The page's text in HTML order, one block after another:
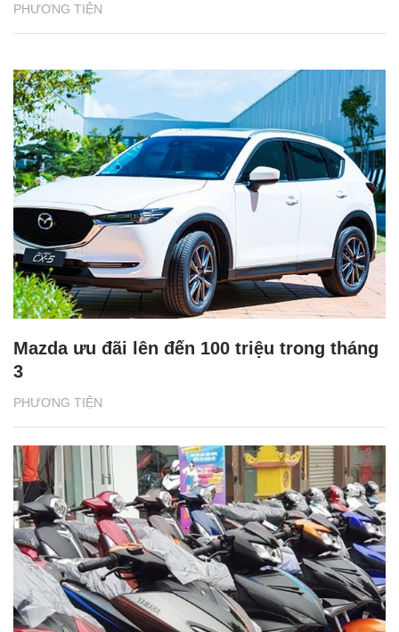
PHƯƠNG TIỆN
PHƯƠNG TIỆN
Mazda ưu đãi lên đến 100 triệu trong tháng
3